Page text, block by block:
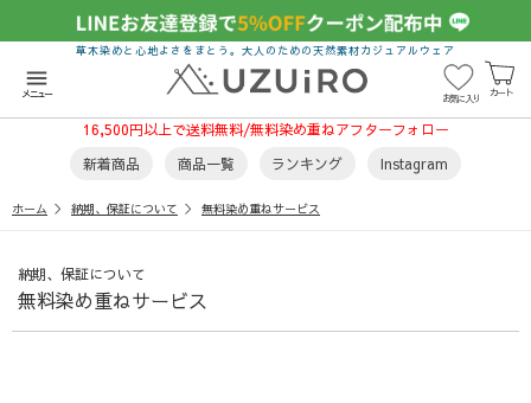
menu
メニュー お気に入り カート
草木染めと心地よさをまとう。大人のための天然素材カジュアルウェア
16,500円以上で送料無料/無料染め重ねアフターフォロー
新着商品
商品一覧 ランキング Instagram
ホーム 納期、保証について 無料染め重ねサービス
納期、保証について
無料染め重ねサービス